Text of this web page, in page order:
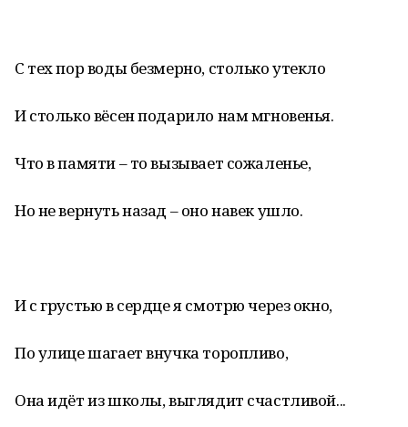
С тех пор воды безмерно, столько утекло
И столько вёсен подарило нам мгновенья.
Что в памяти – то вызывает сожаленье,
Но не вернуть назад – оно навек ушло.
И с грустью в сердце я смотрю через окно,
По улице шагает внучка торопливо,
Она идёт из школы, выглядит счастливой...